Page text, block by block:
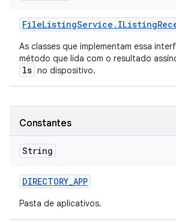
FileListingService . IListing
As classes que implementam essa
método que lida com o resultado
ls no dispositivo.
Constantes
String
DIRECTORY_APP
Pasta de aplicativos.